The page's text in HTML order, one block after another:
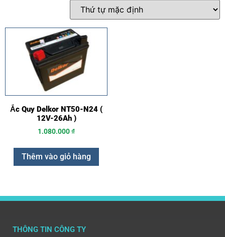
Ắc Quy Delkor NT50-N24 (
12V-26Ah )
1.080.000₫
Thêm vào giỏ hàng
THÔNG TIN CÔNG TY